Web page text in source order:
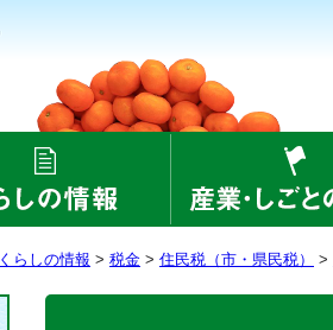
くらしの情報 > 税金 > 住民税（市・県民税） >